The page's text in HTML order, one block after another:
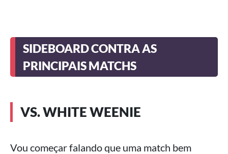
SIDEBOARD CONTRA AS
PRINCIPAIS MATCHS
VS. WHITE WEENIE
Vou começar falando que uma match bem